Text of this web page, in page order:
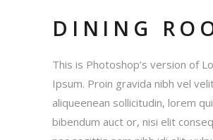
DINING
This is Photoshop’s version of
Ipsum. Proin gravida nibh vel
aliqueenean sollicitudin, lorem
bibendum auct or, nisi elit